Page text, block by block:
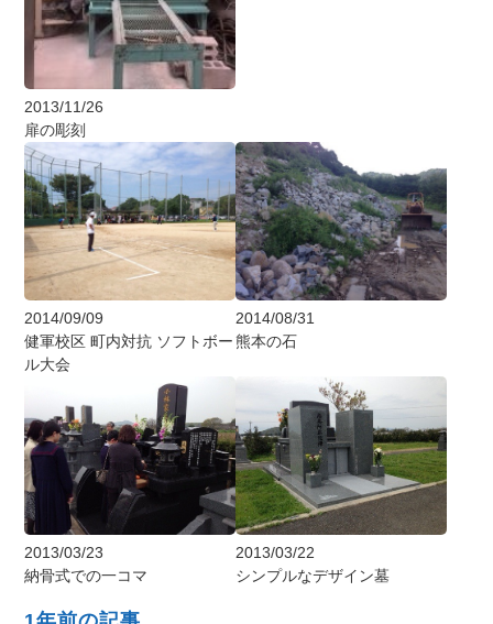
2013/11/26
扉の彫刻
2014/09/09
健軍校区 町内対抗 ソフトボー
ル大会
2014/08/31
熊本の石
2013/03/23
納骨式での一コマ
2013/03/22
シンプルなデザイン墓